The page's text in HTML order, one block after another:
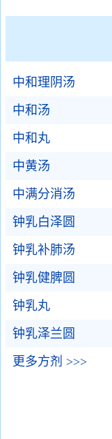
中和理阴汤
中和汤
中和丸
中黄汤
中满分消汤
钟乳白泽圆
钟乳补肺汤
钟乳健脾圆
钟乳丸
钟乳泽兰圆
更多方剂 >>>